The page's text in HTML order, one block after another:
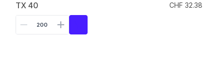
TX 40 CHF 32.38